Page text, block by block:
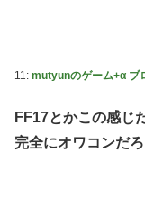
11: mutyunのゲーム+α ブ
FF17とかこの感じ
完全にオワコンだ